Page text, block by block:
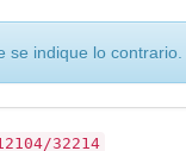
indique lo contrario.
32214